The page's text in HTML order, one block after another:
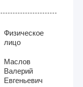
Физическое
лицо
Маслов
Валерий
Евгеньевич